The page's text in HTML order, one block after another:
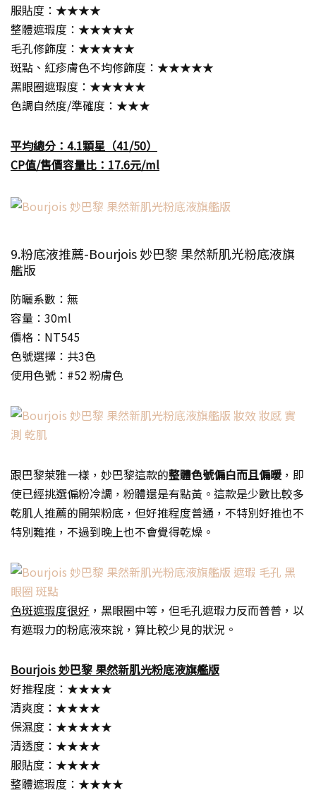
服貼度：★★★★
整體遮瑕度：★★★★★
毛孔修飾度：★★★★★
斑點、紅疹膚色不均修飾度：★★★★★
黑眼圈遮瑕度：★★★★★
色調自然度/準確度：★★★
平均總分：4.1顆星（41/50）
CP值/售價容量比：17.6元/ml
9.粉底液推薦-Bourjois 妙巴黎 果然新肌光粉底液旗
艦版
防曬系數：無
容量：30ml
價格：NT545
色號選擇：共3色
使用色號：#52 粉膚色
跟巴黎萊雅一樣，妙巴黎這款的整體色號偏白而且偏暖，即
使已經挑選偏粉冷調，粉體還是有點黃。這款是少數比較多
乾肌人推薦的開架粉底，但好推程度普通，不特別好推也不
特別難推，不過到晚上也不會覺得乾燥。
色斑遮瑕度很好 ，黑眼圈中等，但毛孔遮瑕力反而普普，以
有遮瑕力的粉底液來說，算比較少見的狀況。
Bourjois 妙巴黎 果然新肌光粉底液旗艦版
好推程度：★★★★
清爽度：★★★★
保濕度：★★★★★
清透度：★★★★
服貼度：★★★★
整體遮瑕度：★★★★